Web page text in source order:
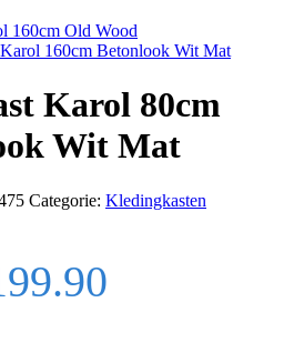
160cm Old Wood
160cm Betonlook Wit Mat
Karol 80cm
Wit Mat
Categorie: Kledingkasten